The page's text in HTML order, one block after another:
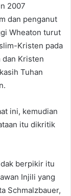
2007
dan penganut
Wheaton turut
Kristen pada
dan Kristen
Tuhan
ini, kemudian
itu dikritik
berpikir itu
Injili yang
Schmalzbauer,